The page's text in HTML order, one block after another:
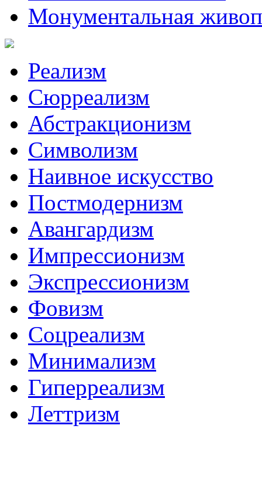
Монументальная
Реализм
Сюрреализм
Абстракционизм
Символизм
Наивное искусство
Постмодернизм
Авангардизм
Импрессионизм
Экспрессионизм
Фовизм
Соцреализм
Минимализм
Гиперреализм
Леттризм